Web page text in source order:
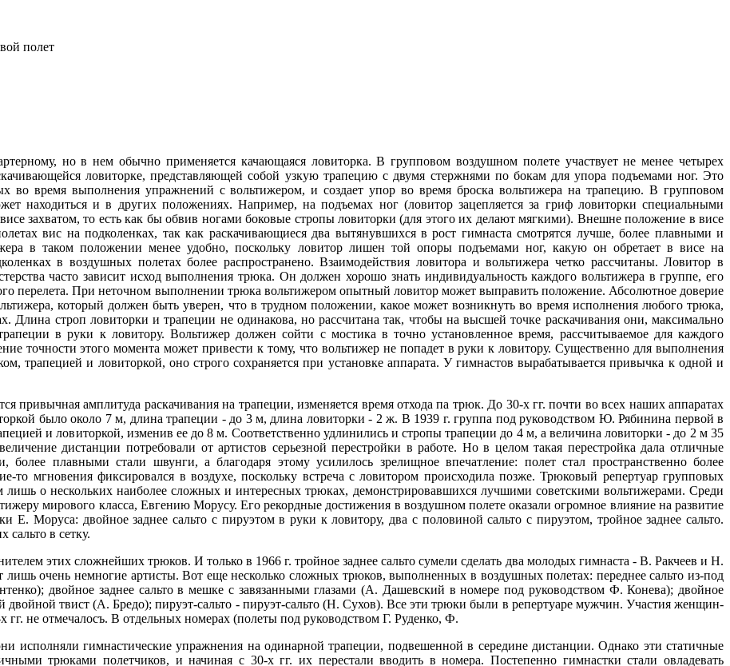
полет
но в нем обычно применяется качающаяся ловиторка. В групповом воздушном полете участвует не менее четырех
ловиторке, представляющей собой узкую трапецию с двумя стержнями по бокам для упора подъемами ног. Это
во время выполнения упражнений с вольтижером, и создает упор во время броска вольтижера на трапецию. В групповом
находиться и в других положениях. Например, на подъемах ног (ловитор зацепляется за гриф ловиторки специальными
захватом, то есть как бы обвив ногами боковые стропы ловиторки (для этого их делают мягкими). Внешне положение в висе
вис на подколенках, так как раскачивающиеся два вытянувшихся в рост гимнаста смотрятся лучше, более плавными и
в таком положении менее удобно, поскольку ловитор лишен той опоры подъемами ног, какую он обретает в висе на
в воздушных полетах более распространено. Взаимодействия ловитора и вольтижера четко рассчитаны. Ловитор в
часто зависит исход выполнения трюка. Он должен хорошо знать индивидуальность каждого вольтижера в группе, его
перелета. При неточном выполнении трюка вольтижером опытный ловитор может выправить положение. Абсолютное доверие
который должен быть уверен, что в трудном положении, какое может возникнуть во время исполнения любого трюка,
Длина строп ловиторки и трапеции не одинакова, но рассчитана так, чтобы на высшей точке раскачивания они, максимально
в руки к ловитору. Вольтижер должен сойти с мостика в точно установленное время, рассчитываемое для каждого
точности этого момента может привести к тому, что вольтижер не попадет в руки к ловитору. Существенно для выполнения
трапецией и ловиторкой, оно строго сохраняется при установке аппарата. У гимнастов вырабатывается привычка к одной и
привычная амплитуда раскачивания на трапеции, изменяется время отхода па трюк. До 30-х гг. почти во всех наших аппаратах
было около 7 м, длина трапеции - до 3 м, длина ловиторки - 2 ж. В 1939 г. группа под руководством Ю. Рябинина первой в
и ловиторкой, изменив ее до 8 м. Соответственно удлинились и стропы трапеции до 4 м, а величина ловиторки - до 2 м 35
дистанции потребовали от артистов серьезной перестройки в работе. Но в целом такая перестройка дала отличные
более плавными стали швунги, а благодаря этому усилилось зрелищное впечатление: полет стал пространственно более
то мгновения фиксировался в воздухе, поскольку встреча с ловитором происходила позже. Трюковый репертуар групповых
о нескольких наиболее сложных и интересных трюках, демонстрировавшихся лучшими советскими вольтижерами. Среди
мирового класса, Евгению Морусу. Его рекордные достижения в воздушном полете оказали огромное влияние на развитие
Е. Моруса: двойное заднее сальто с пируэтом в руки к ловитору, два с половиной сальто с пируэтом, тройное заднее сальто.
в сетку.
этих сложнейших трюков. И только в 1966 г. тройное заднее сальто сумели сделать два молодых гимнаста - В. Ракчеев и Н.
очень немногие артисты. Вот еще несколько сложных трюков, выполненных в воздушных полетах: переднее сальто из-под
двойное заднее сальто в мешке с завязанными глазами (А. Дашевский в номере под руководством Ф. Конева); двойное
твист (А. Бредо); пируэт-сальто - пируэт-сальто (Н. Сухов). Все эти трюки были в репертуаре мужчин. Участия женщин-
гг. не отмечалосъ. В отдельных номерах (полеты под руководством Г. Руденко, Ф.
исполняли гимнастические упражнения на одинарной трапеции, подвешенной в середине дистанции. Однако эти статичные
трюками полетчиков, и начиная с 30-х гг. их перестали вводить в номера. Постепенно гимнастки стали овладевать